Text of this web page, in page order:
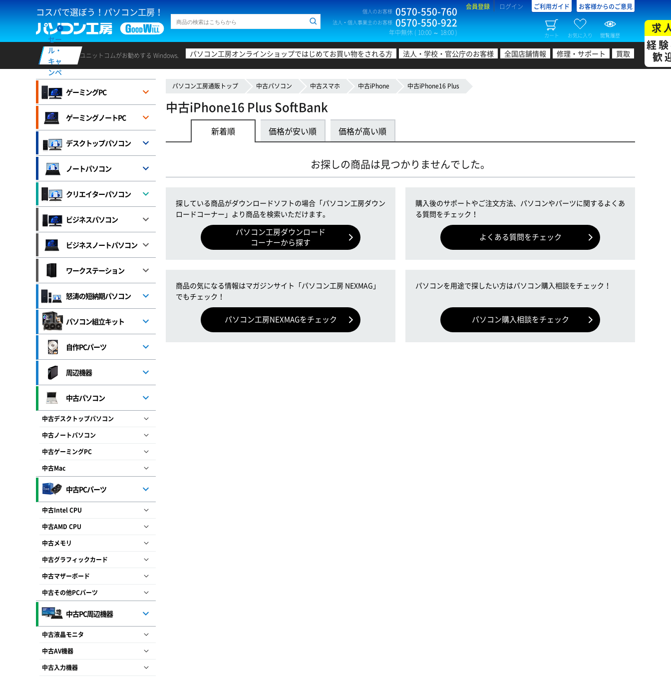
コスパで選ぼう！パソコン工房！ 個人のお客様 0570-550-760
法人・個人事業主のお客様 0570-550-922
年中無休 ( 10:00 ～ 18:00 )
会員登録 ログイン ご利用ガイド お客様からのご意見
カート お気に入り 閲覧履歴
セー
ル・
キャ
ンペ
ユニットコムがお勧めする Windows. パソコン工房オンラインショップではじめてお買い物をされる方 法人・学校・官公庁のお客様 全国店舗情報 修理・サポート 買取
求
経
歓
パソコン工房通販トップ 中古パソコン 中古スマホ 中古iPhone 中古iPhone16 Plus
中古iPhone16 Plus SoftBank
新着順 価格が安い順 価格が高い順
お探しの商品は見つかりませんでした。
探している商品がダウンロードソフトの場合「パソコン工房ダウン
ロードコーナー」より商品を検索いただけます。
パソコン工房ダウンロード
コーナーから探す
購入後のサポートやご注文方法、パソコンやパーツに関するよくあ
る質問をチェック！
よくある質問をチェック
商品の気になる情報はマガジンサイト「パソコン工房 NEXMAG」
でもチェック！
パソコン工房NEXMAGをチェック
パソコンを用途で探したい方はパソコン購入相談をチェック！
パソコン購入相談をチェック
ゲーミングPC
ゲーミングノートPC
デスクトップパソコン
ノートパソコン
クリエイターパソコン
ビジネスパソコン
ビジネスノートパソコン
ワークステーション
怒涛の短納期パソコン
パソコン組立キット
自作PCパーツ
周辺機器
中古パソコン
中古デスクトップパソコン
中古ノートパソコン
中古ゲーミングPC
中古Mac
中古PCパーツ
中古Intel CPU
中古AMD CPU
中古メモリ
中古グラフィックカード
中古マザーボード
中古その他PCパーツ
中古PC周辺機器
中古液晶モニタ
中古AV機器
中古入力機器